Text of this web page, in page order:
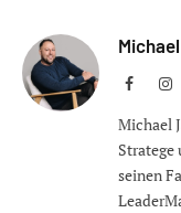
Michael
Stratege
seinen